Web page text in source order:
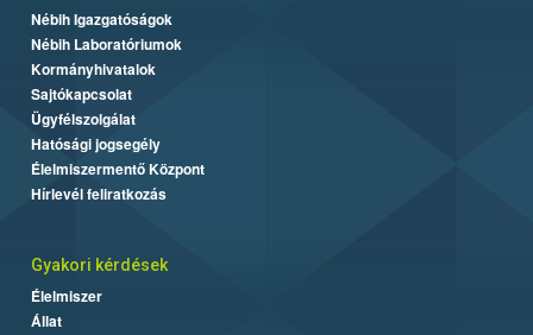
Nébih Igazgatóságok
Nébih Laboratóriumok
Kormányhivatalok
Sajtókapcsolat
Ügyfélszolgálat
Hatósági jogsegély
Élelmiszermentő Központ
Hírlevél feliratkozás
Gyakori kérdések
Élelmiszer
Állat